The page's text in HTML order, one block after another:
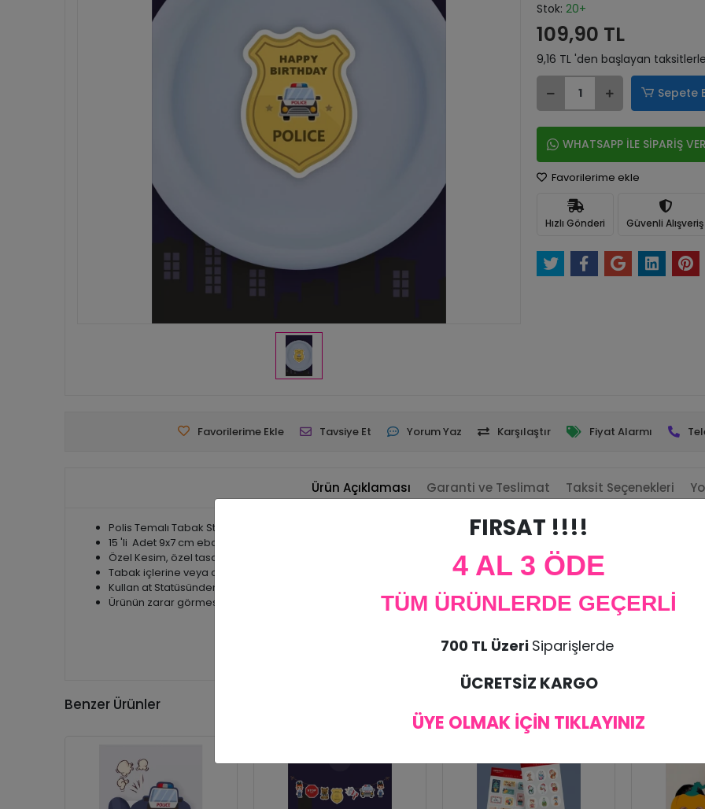
Stok: 20+
109,90 TL
9,16 TL 'den başlayan taksitlerle
Sepete
WHATSAPP İLE SİPARİŞ VER
Favorilerime ekle
Hızlı Gönderi Güvenli Alışveriş
Favorilerime Ekle Tavsiye Et Yorum Yaz Karşılaştır Fiyat Alarmı
Ürün Açıklaması Garanti ve Teslimat Taksit Seçenekleri
Polis Temalı Tabak Sticker
15 'li Adet 9x7 cm ebatında Yapışkanlı Kağıt Etiket
Özel Kesim, özel tasarım obje
Tabak içlerine veya organizasyonunda çeşitli objelerin üzerine kolayca yapıştırabilirsiniz.
Kullan at Statüsünden olan ürünler olduğundan ürün iadesi kabul edilmemektedir.
Ürünün zarar görmesi halinde tekrar ürün gönderimi yapılır.
Benzer Ürünler
FIRSAT !!!!
4 AL 3 ÖDE
TÜM ÜRÜNLERDE GEÇERLİ
700 TL Üzeri Siparişlerde
ÜCRETSİZ KARGO
ÜYE OLMAK İÇİN TIKLAYINIZ